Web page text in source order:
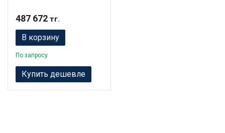
487 672 тг.
В корзину
По запросу
Купить дешевле